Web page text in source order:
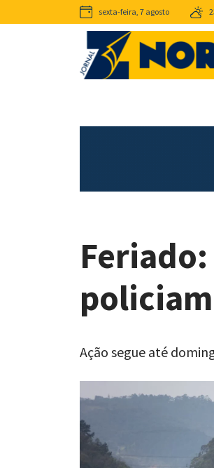
sexta-feira, 7 agosto
Ação segue até